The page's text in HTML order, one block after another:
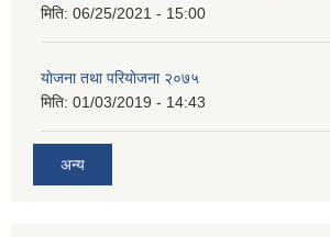
मिति: 06/25/2021 - 15:00
याेजना तथा परियाेजना २०७५
मिति: 01/03/2019 - 14:43
अन्य